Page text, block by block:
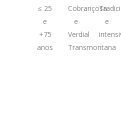
≤ 25
e
+75
anos
Cobrançosa
e
Verdial
Transmontana
e